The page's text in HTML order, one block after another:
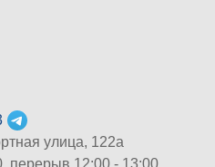
улица, 122а
перерыв 12:00 - 13:00